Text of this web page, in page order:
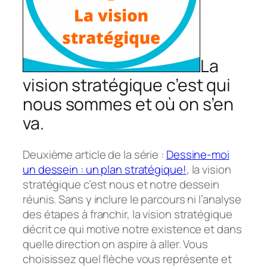
La
vision stratégique c’est qui
nous sommes et où on s’en
va.
Deuxième article de la série : Dessine-moi
un dessein : un plan stratégique!, la vision
stratégique c’est nous et notre dessein
réunis. Sans y inclure le parcours ni l’analyse
des étapes à franchir, la vision stratégique
décrit ce qui motive notre existence et dans
quelle direction on aspire à aller. Vous
choisissez quel flèche vous représente et